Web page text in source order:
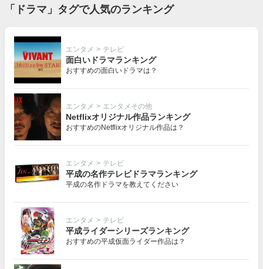
「ドラマ」タグで人気のランキング
エンタメ > テレビ
面白いドラマランキング
おすすめの面白いドラマは？
エンタメ > エンタメその他
Netflixオリジナル作品ランキング
おすすめのNetflixオリジナル作品は？
エンタメ > テレビ
平成の名作テレビドラマランキング
平成の名作ドラマを教えてください
エンタメ > テレビ
平成ライダーシリーズランキング
おすすめの平成仮面ライダー作品は？